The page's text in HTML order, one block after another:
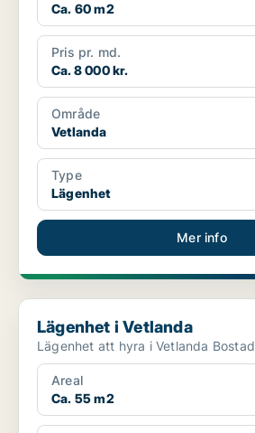
Ca. 60 m2
Pris pr. md.
Ca. 8 000 kr.
Område
Vetlanda
Type
Lägenhet
Mer info
Lägenhet i Vetlanda
Lägenhet i Vetlanda
Lägenhet att
Areal
Ca. 55 m2